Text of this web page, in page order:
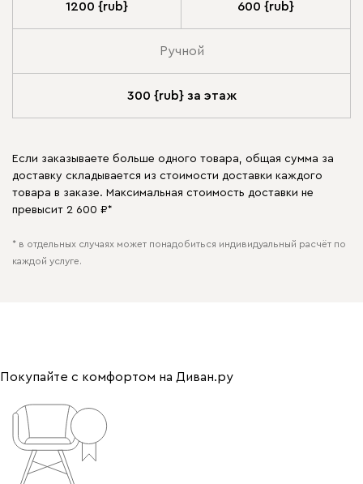
1200 {rub} 600 {rub}
Ручной
300 {rub} за этаж
Если заказываете больше одного товара, общая сумма за
доставку складывается из стоимости доставки каждого
товара в заказе. Максимальная стоимость доставки не
превысит 2 600 ₽*
* в отдельных случаях может понадобиться индивидуальный расчёт по
каждой услуге.
Покупайте с комфортом на Диван.ру